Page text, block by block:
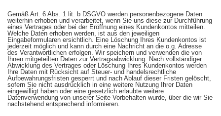
Gemäß Art. 6 Abs. 1 lit. b DSGVO werden personenbezogene Daten
weiterhin erhoben und verarbeitet, wenn Sie uns diese zur Durchführung
eines Vertrages oder bei der Eröffnung eines Kundenkontos mitteilen.
Welche Daten erhoben werden, ist aus den jeweiligen
Eingabeformularen ersichtlich. Eine Löschung Ihres Kundenkontos ist
jederzeit möglich und kann durch eine Nachricht an die o.g. Adresse
des Verantwortlichen erfolgen. Wir speichern und verwenden die von
Ihnen mitgeteilten Daten zur Vertragsabwicklung. Nach vollständiger
Abwicklung des Vertrages oder Löschung Ihres Kundenkontos werden
Ihre Daten mit Rücksicht auf Steuer- und handelsrechtliche
Aufbewahrungsfristen gesperrt und nach Ablauf dieser Fristen gelöscht,
sofern Sie nicht ausdrücklich in eine weitere Nutzung Ihrer Daten
eingewilligt haben oder eine gesetzlich erlaubte weitere
Datenverwendung von unserer Seite Vorbehalten wurde, über die wir Sie
nachstehend entsprechend informieren.